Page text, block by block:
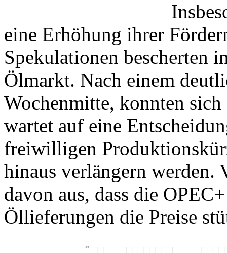
eine Erhöhung ihrer
Spekulationen bescherten
Ölmarkt. Nach einem
Wochenmitte, konnten
wartet auf eine
freiwilligen
hinaus verlängern werden.
davon aus, dass die
Öllieferungen die Preise